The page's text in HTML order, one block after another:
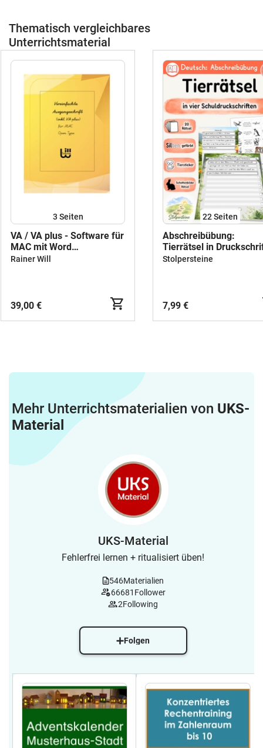
Thematisch vergleichbares
Unterrichtsmaterial
3 Seiten
VA / VA plus - Software für
MAC mit Word
/LibreOffice( Download)
Rainer Will
39,00 €
22Seiten
Abschreibübung:
Tierrätsel in
(in 4 Varianten) zum
Stolpersteine
7,99 €
Mehr Unterrichtsmaterialien von UKS-
Material
UKS-Material
Fehlerfrei lernen + ritualisiert üben!
546Materialien
66681 Follower
2Following
Folgen